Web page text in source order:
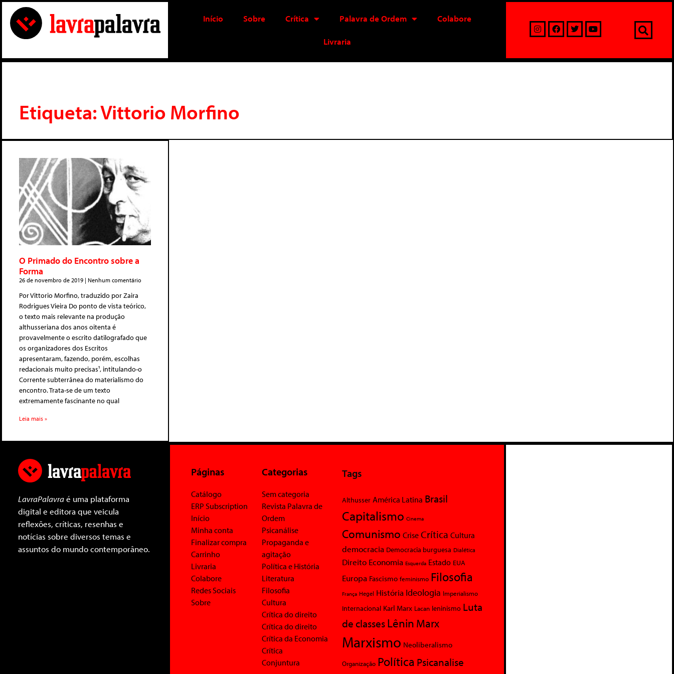
Início Sobre Crítica Palavra de Ordem Colabore
Livraria
Etiqueta: Vittorio Morfino
O Primado do Encontro sobre a
Forma
26 de novembro de 2019 Nenhum comentário
Por Vittorio Morfino, traduzido por Zaira
Rodrigues Vieira Do ponto de vista teórico,
o texto mais relevante na produção
althusseriana dos anos oitenta é
provavelmente o escrito datilografado que
os organizadores dos Escritos
apresentaram, fazendo, porém, escolhas
redacionais muito precisas¹, intitulando-o
Corrente subterrânea do materialismo do
encontro. Trata-se de um texto
extremamente fascinante no qual
Leia mais »
LavraPalavraé uma plataforma
digital e editora que veicula
reflexões, críticas, resenhas e
notícias sobre diversos temas e
assuntos do mundo contemporâneo.
Páginas
Catálogo
ERP Subscription
Início
Minha conta
Finalizar compra
Carrinho
Livraria
Colabore
Redes Sociais
Sobre
Categorias
Sem categoria
Revista Palavra de
Ordem
Psicanálise
Propaganda e
agitação
Política e História
Literatura
Filosofia
Cultura
Crítica do direito
Crítica do direito
Crítica da Economia
Crítica
Conjuntura
Tags
Althusser América Latina Brasil
Capitalismo Cinema
Comunismo Crise Crítica Cultura
democracia Democracia burguesa Dialética
Direito Economia Esquerda Estado EUA
Europa Fascismo feminismo Filosofia
França Hegel História Ideologia Imperialismo
Internacional Karl Marx Lacan leninismo Luta
de classesLênin Marx
Marxismo Neoliberalismo
Organização Política Psicanalise